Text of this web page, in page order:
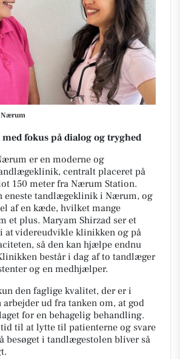
Nærum
fokus på dialog og tryghed
er en moderne og
centralt placeret på
150 meter fra Nærum Station.
eneste tandlægeklinik i Nærum, og
af en kæde, hvilket mange
et plus. Maryam Shirzad ser et
at videreudvikle klinikken og på
så den kan hjælpe endnu
består i dag af to tandlæger
og en medhjælper.
den faglige kvalitet, der er i
ud fra tanken om, at god
for en behagelig behandling.
til at lytte til patienterne og svare
besøget i tandlægestolen bliver så